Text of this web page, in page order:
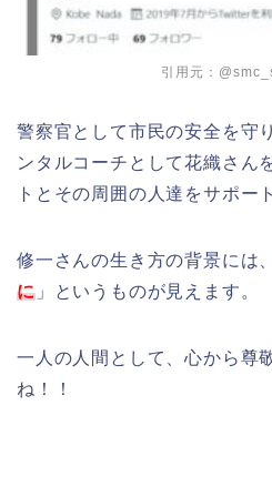
引用元：
警察官として市民の安全を守
ンタルコーチとして花織さん
トとその周囲の人達をサポー
修一さんの生き方の背景には
に」というものが見えます。
一人の人間として、心から尊
ね！！